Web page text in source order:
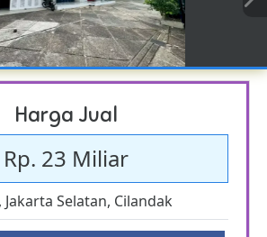
Harga Jual
Rp. 23 Miliar
, Jakarta Selatan, Cilandak